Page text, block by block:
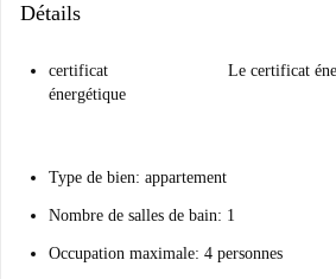
Détails
certificat
énergétique
Le certificat
Type de bien: appartement
Nombre de salles de bain: 1
Occupation maximale: 4 personnes